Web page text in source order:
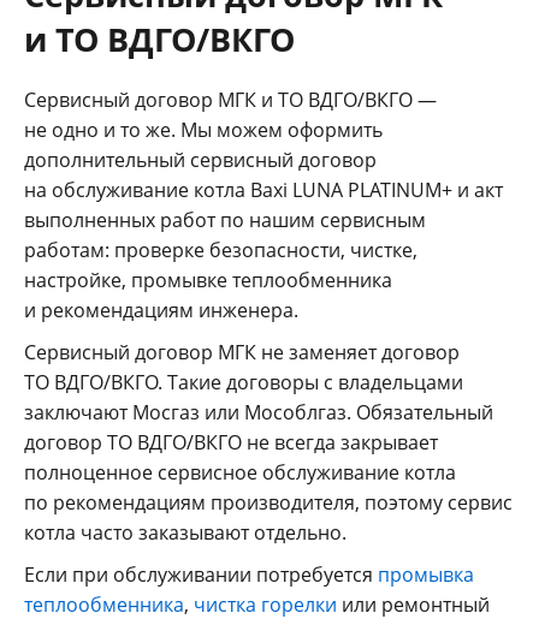
и ТО ВДГО/ВКГО
Сервисный договор МГК и ТО ВДГО/ВКГО —
не одно и то же. Мы можем оформить
дополнительный сервисный договор
на обслуживание котла Baxi LUNA PLATINUM+ и акт
выполненных работ по нашим сервисным
работам: проверке безопасности, чистке,
настройке, промывке теплообменника
и рекомендациям инженера.
Сервисный договор МГК не заменяет договор
ТО ВДГО/ВКГО. Такие договоры с владельцами
заключают Мосгаз или Мособлгаз. Обязательный
договор ТО ВДГО/ВКГО не всегда закрывает
полноценное сервисное обслуживание котла
по рекомендациям производителя, поэтому сервис
котла часто заказывают отдельно.
Если при обслуживании потребуется промывка
теплообменника, чистка горелки или ремонтный